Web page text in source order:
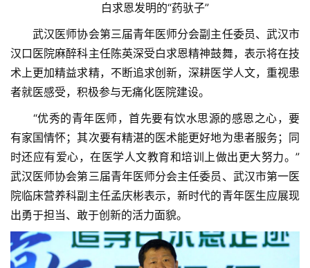
白求恩发明的“药驮子”
武汉医师协会第三届青年医师分会副主任委员、武汉市
汉口医院麻醉科主任陈英深受白求恩精神鼓舞，表示将在技
术上更加精益求精，不断追求创新，深耕医学人文，重视患
者就医感受，积极参与无痛化医院建设。
“优秀的青年医师，首先要有饮水思源的感恩之心，要
有家国情怀；其次要有精湛的医术能更好地为患者服务；同
时还应有爱心，在医学人文教育和培训上做出更大努力。”
武汉医师协会第三届青年医师分会主任委员、武汉市第一医
院临床营养科副主任孟庆彬表示，新时代的青年医生应展现
出勇于担当、敢于创新的活力面貌。